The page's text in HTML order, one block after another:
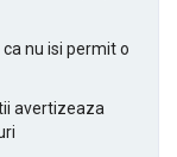
nu isi permit o
avertizeaza